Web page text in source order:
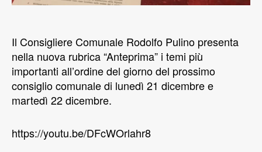
Il Consigliere Comunale Rodolfo Pulino presenta
nella nuova rubrica “Anteprima” i temi più
importanti all’ordine del giorno del prossimo
consiglio comunale di lunedì 21 dicembre e
martedì 22 dicembre.
https://youtu.be/DFcWOrlahr8